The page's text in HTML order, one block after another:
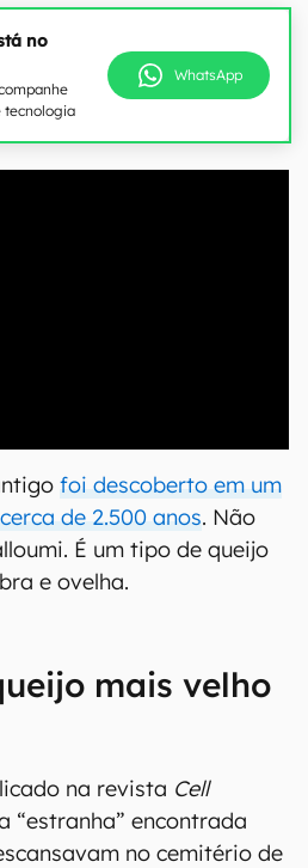
no
tecnologia
WhatsApp
foi descoberto em um
de 2.500 anos. Não
É um tipo de queijo
e ovelha.
mais velho
na revista Cell
“estranha” encontrada
no cemitério de